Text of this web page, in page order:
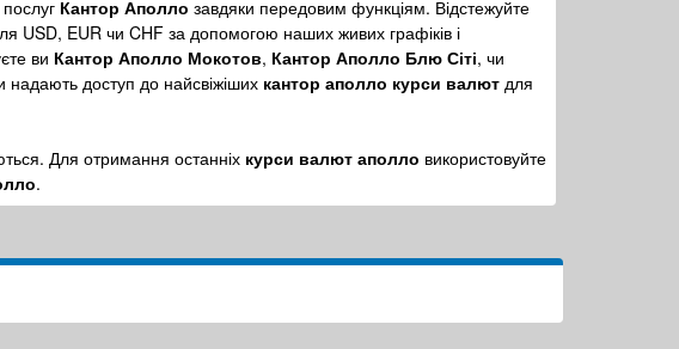
Кантор Аполло завдяки передовим функціям. Відстежуйте
USD, EUR чи CHF за допомогою наших живих графіків і
ви Кантор Аполло Мокотов, Кантор Аполло Блю Сіті, чи
надають доступ до найсвіжіших кантор аполло курси валютдля
Для отримання останніх курси валют аполло використовуйте
.